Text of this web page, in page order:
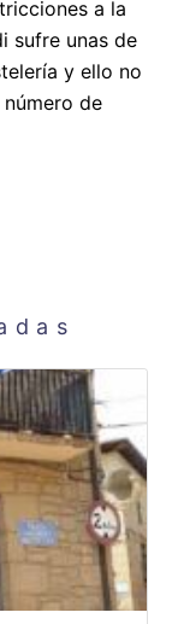
a la
sufre unas de
y ello no
de